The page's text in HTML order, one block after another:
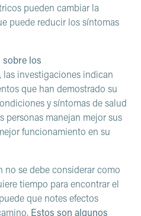
pueden cambiar la
puede reducir los síntomas
sobre los
las investigaciones indican
que han demostrado su
y síntomas de salud
personas manejan mejor sus
funcionamiento en su
no se debe considerar como
tiempo para encontrar el
que notes efectos
Estos son algunos